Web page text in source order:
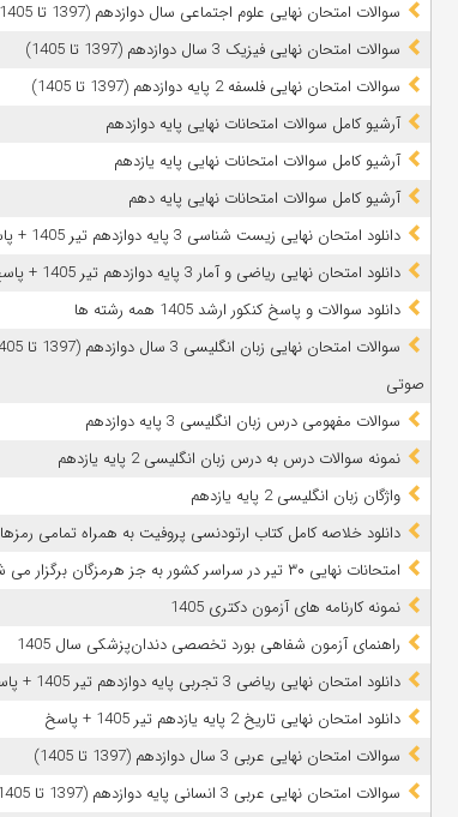
سوالات امتحان نهایی علوم اجتماعی سال دوازدهم (1397 تا 1405)
سوالات امتحان نهایی فیزیک 3 سال دوازدهم (1397 تا 1405)
سوالات امتحان نهایی فلسفه 2 پایه دوازدهم (1397 تا 1405)
آرشیو کامل سوالات امتحانات نهایی پایه دوازدهم
آرشیو کامل سوالات امتحانات نهایی پایه یازدهم
آرشیو کامل سوالات امتحانات نهایی پایه دهم
دانلود امتحان نهایی زیست شناسی 3 پایه دوازدهم تیر 1405 + پاسخ
دانلود امتحان نهایی ریاضی و آمار 3 پایه دوازدهم تیر 1405 + پاسخ
دانلود سوالات و پاسخ کنکور ارشد 1405 همه رشته ها
صوتی
سوالات مفهومی درس زبان انگلیسی 3 پایه دوازدهم
نمونه سوالات درس به درس زبان انگلیسی 2 پایه یازدهم
واژگان زبان انگلیسی 2 پایه یازدهم
دانلود خلاصه کامل کتاب ارتودنسی پروفیت به همراه تمامی رمزها
امتحانات نهایی ۳۰ تیر در سراسر کشور به جز هرمزگان برگزار می شود
نمونه کارنامه های آزمون دکتری 1405
راهنمای آزمون شفاهی بورد تخصصی دندان‌پزشکی سال 1405
دانلود امتحان نهایی ریاضی 3 تجربی پایه دوازدهم تیر 1405 + پاسخ
دانلود امتحان نهایی تاریخ 2 پایه یازدهم تیر 1405 + پاسخ
سوالات امتحان نهایی عربی 3 سال دوازدهم (1397 تا 1405)
سوالات امتحان نهایی عربی 3 انسانی پایه دوازدهم (1397 تا 1405)